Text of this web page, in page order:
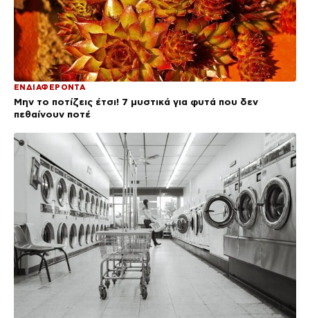
ΕΝΔΙΑΦΕΡΟΝΤΑ
Μην το ποτίζεις έτσι! 7 μυστικά για φυτά που δεν
πεθαίνουν ποτέ